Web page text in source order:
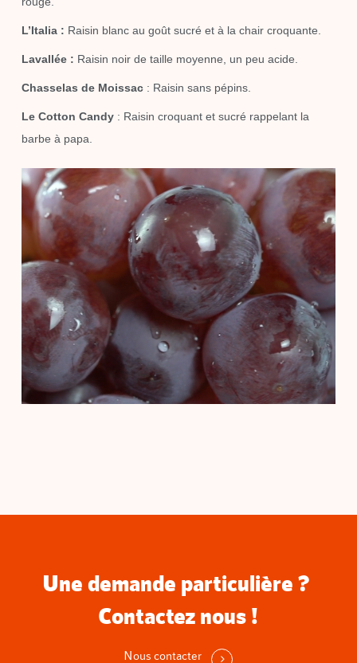
L’Italia : Raisin blanc au goût sucré et à la chair croquante.
Lavallée : Raisin noir de taille moyenne, un peu acide.
Chasselas de Moissac: Raisin sans pépins.
Le Cotton Candy: Raisin croquant et sucré rappelant la
barbe à papa.
Une demande particulière ?
Contactez nous !
Nous contacter